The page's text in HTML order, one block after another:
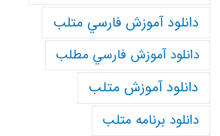
دانلود آموزش فارسي متلب
دانلود آموزش فارسي مطلب
دانلود آموزش متلب
دانلود برنامه متلب